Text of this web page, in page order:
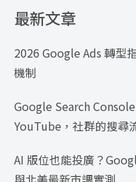
最新文章
2026 Google Ads 轉型
機制
Google Search
YouTube，社群的搜尋
AI 版位也能投廣？